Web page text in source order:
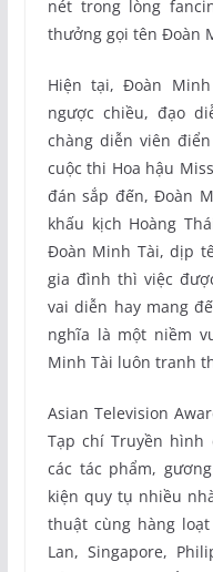
nét trong lòng
thưởng gọi tên Đoàn
Hiện tại, Đoàn
ngược chiều, đạo
chàng diễn viên
cuộc thi Hoa hậu
đán sắp đến, Đoàn
khấu kịch Hoàng
Đoàn Minh Tài, dịp
gia đình thì việc
vai diễn hay mang
nghĩa là một niềm
Minh Tài luôn tranh
Asian Television
Tạp chí Truyền
các tác phẩm,
kiện quy tụ nhiều
thuật cùng hàng
Lan, Singapore,